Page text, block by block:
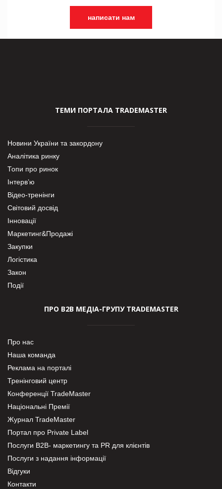
написати нам
ТЕМИ ПОРТАЛА TRADEMASTER
Новини України та закордону
Аналітика ринку
Топи про ринок
Інтерв’ю
Відео-тренінги
Світовий досвід
Інновації
Маркетинг&Продажі
Закупки
Логістика
Закон
Події
ПРО В2В МЕДІА-ГРУПУ TRADEMASTER
Про нас
Наша команда
Реклама на порталі
Тренінговий центр
Конференції TradeMaster
Національні Премії
Журнал TradeMaster
Портал про Private Label
Послуги В2В- маркетингу та PR для клієнтів
Послуги з надання інформації
Відгуки
Контакти